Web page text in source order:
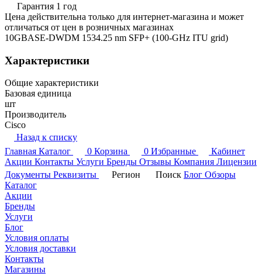
Гарантия 1 год
Цена действительна только для интернет-магазина и может
отличаться от цен в розничных магазинах
10GBASE-DWDM 1534.25 nm SFP+ (100-GHz ITU grid)
Характеристики
Общие характеристики
Базовая единица
шт
Производитель
Cisco
Назад к списку
Главная Каталог 0 Корзина 0 Избранные
Кабинет
Акции Контакты Услуги Бренды Отзывы Компания Лицензии
Документы Реквизиты Регион Поиск Блог Обзоры
Каталог
Акции
Бренды
Услуги
Блог
Условия оплаты
Условия доставки
Контакты
Магазины